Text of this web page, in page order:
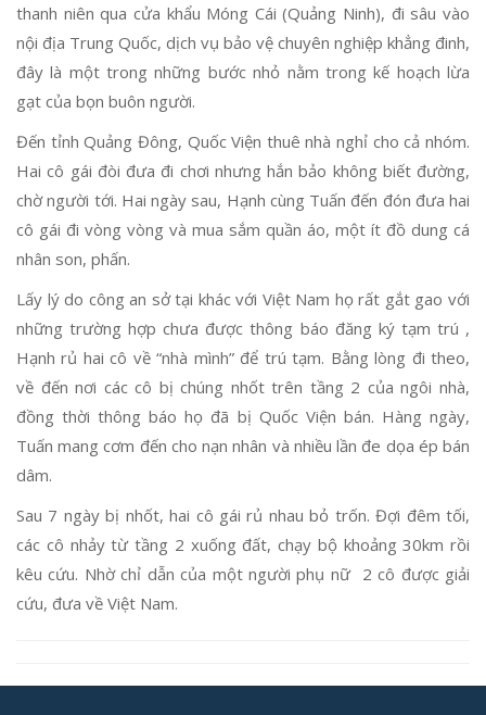
thanh niên qua cửa khẩu Móng Cái (Quảng Ninh), đi sâu vào
nội địa Trung Quốc, dịch vụ bảo vệ chuyên nghiệp khẳng đinh,
đây là một trong những bước nhỏ nằm trong kế hoạch lừa
gạt của bọn buôn người.
Đến tỉnh Quảng Đông, Quốc Viện thuê nhà nghỉ cho cả nhóm.
Hai cô gái đòi đưa đi chơi nhưng hắn bảo không biết đường,
chờ người tới. Hai ngày sau, Hạnh cùng Tuấn đến đón đưa hai
cô gái đi vòng vòng và mua sắm quần áo, một ít đồ dung cá
nhân son, phấn.
Lấy lý do công an sở tại khác với Việt Nam họ rất gắt gao với
những trường hợp chưa được thông báo đăng ký tạm trú ,
Hạnh rủ hai cô về “nhà mình” để trú tạm. Bằng lòng đi theo,
về đến nơi các cô bị chúng nhốt trên tầng 2 của ngôi nhà,
đồng thời thông báo họ đã bị Quốc Viện bán. Hàng ngày,
Tuấn mang cơm đến cho nạn nhân và nhiều lần đe dọa ép bán
dâm.
Sau 7 ngày bị nhốt, hai cô gái rủ nhau bỏ trốn. Đợi đêm tối,
các cô nhảy từ tầng 2 xuống đất, chạy bộ khoảng 30km rồi
kêu cứu. Nhờ chỉ dẫn của một người phụ nữ 2 cô được giải
cứu, đưa về Việt Nam.